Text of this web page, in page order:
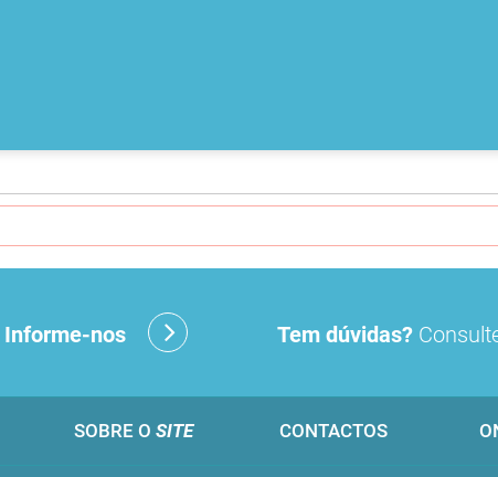
Informe-nos Tem dúvidas?
SOBRE O SITE CONTACTOS